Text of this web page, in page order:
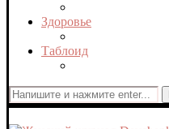
Здоровье
Таблоид